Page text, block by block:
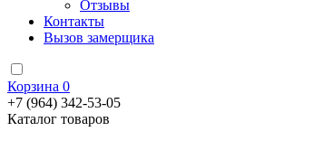
Отзывы
Контакты
Вызов замерщика
Корзина 0
+7 (964) 342-53-05
Каталог товаров